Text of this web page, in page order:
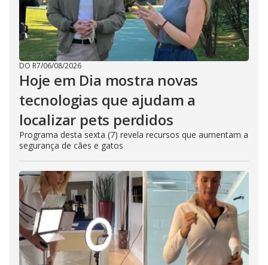
DO R7/06/08/2026
Hoje em Dia mostra novas
tecnologias que ajudam a
localizar pets perdidos
Programa desta sexta (7) revela recursos que aumentam a
segurança de cães e gatos